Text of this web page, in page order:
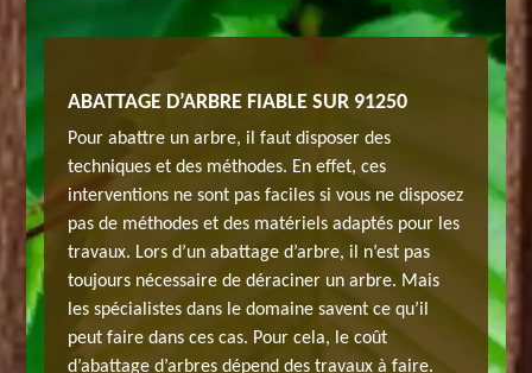
arbre.
des
ABATTAGE D’ARBRE FIABLE SUR 91250
Pour abattre un arbre, il faut disposer des
techniques et des méthodes. En effet, ces
interventions ne sont pas faciles si vous ne disposez
pas de méthodes et des matériels adaptés pour les
travaux. Lors d’un abattage d’arbre, il n’est pas
toujours nécessaire de déraciner un arbre. Mais
les spécialistes dans le domaine savent ce qu’il
peut faire dans ces cas. Pour cela, le coût
d’abattage d’arbres dépend des travaux à faire.
FAIRE
En
arbre
à
l’arbre